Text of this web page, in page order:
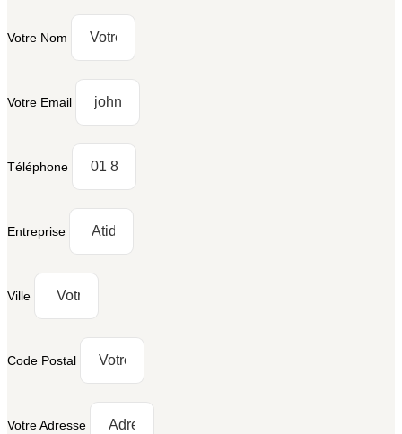
Votre Nom
Votre Email
Téléphone
Entreprise
Ville
Code Postal
Votre Adresse